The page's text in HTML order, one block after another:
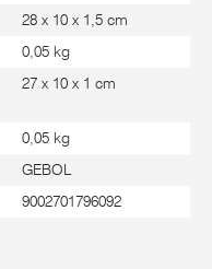
28 x 10 x 1,5 cm
0,05 kg
27 x 10 x 1 cm
0,05 kg
GEBOL
9002701796092